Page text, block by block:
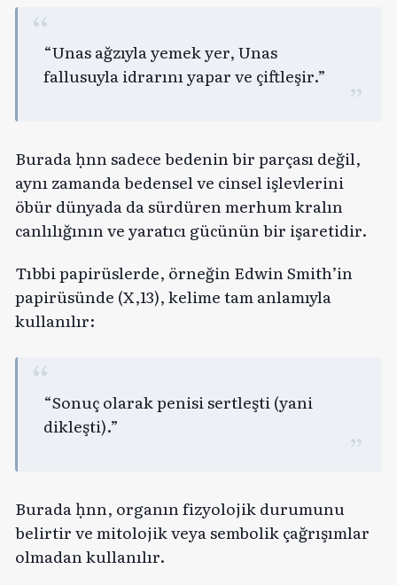
“Unas ağzıyla yemek yer, Unas
fallusuyla idrarını yapar ve çiftleşir.”
Burada ḥnn sadece bedenin bir parçası değil,
aynı zamanda bedensel ve cinsel işlevlerini
öbür dünyada da sürdüren merhum kralın
canlılığının ve yaratıcı gücünün bir işaretidir.
Tıbbi papirüslerde, örneğin Edwin Smith’in
papirüsünde (X,13), kelime tam anlamıyla
kullanılır:
“Sonuç olarak penisi sertleşti (yani
dikleşti).”
Burada ḥnn, organın fizyolojik durumunu
belirtir ve mitolojik veya sembolik çağrışımlar
olmadan kullanılır.